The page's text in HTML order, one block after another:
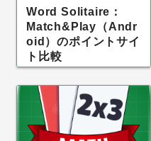
Word Solitaire：
Match&Play（Andr
oid）のポイントサイ
ト比較